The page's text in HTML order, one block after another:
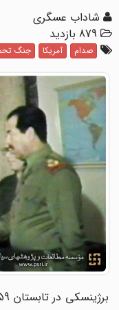
شاداب عسگری
879 بازدید
صدام آمریکا جنگ